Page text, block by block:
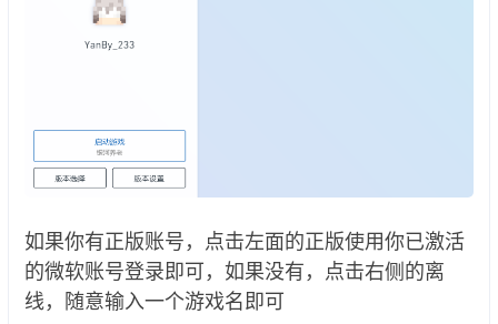
如果你有正版账号，点击左面的正版使用你已激活
的微软账号登录即可，如果没有，点击右侧的离
线，随意输入一个游戏名即可